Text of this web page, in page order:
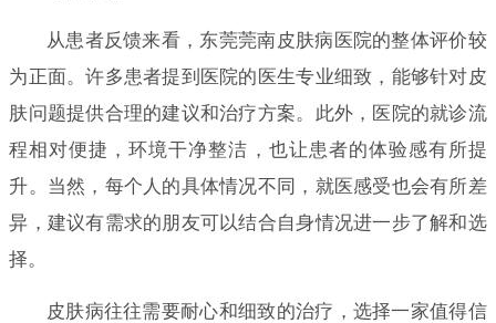
从患者反馈来看，东莞莞南皮肤病医院的整体评价较
为正面。许多患者提到医院的医生专业细致，能够针对皮
肤问题提供合理的建议和治疗方案。此外，医院的就诊流
程相对便捷，环境干净整洁，也让患者的体验感有所提
升。当然，每个人的具体情况不同，就医感受也会有所差
异，建议有需求的朋友可以结合自身情况进一步了解和选
择。
皮肤病往往需要耐心和细致的治疗，选择一家值得信